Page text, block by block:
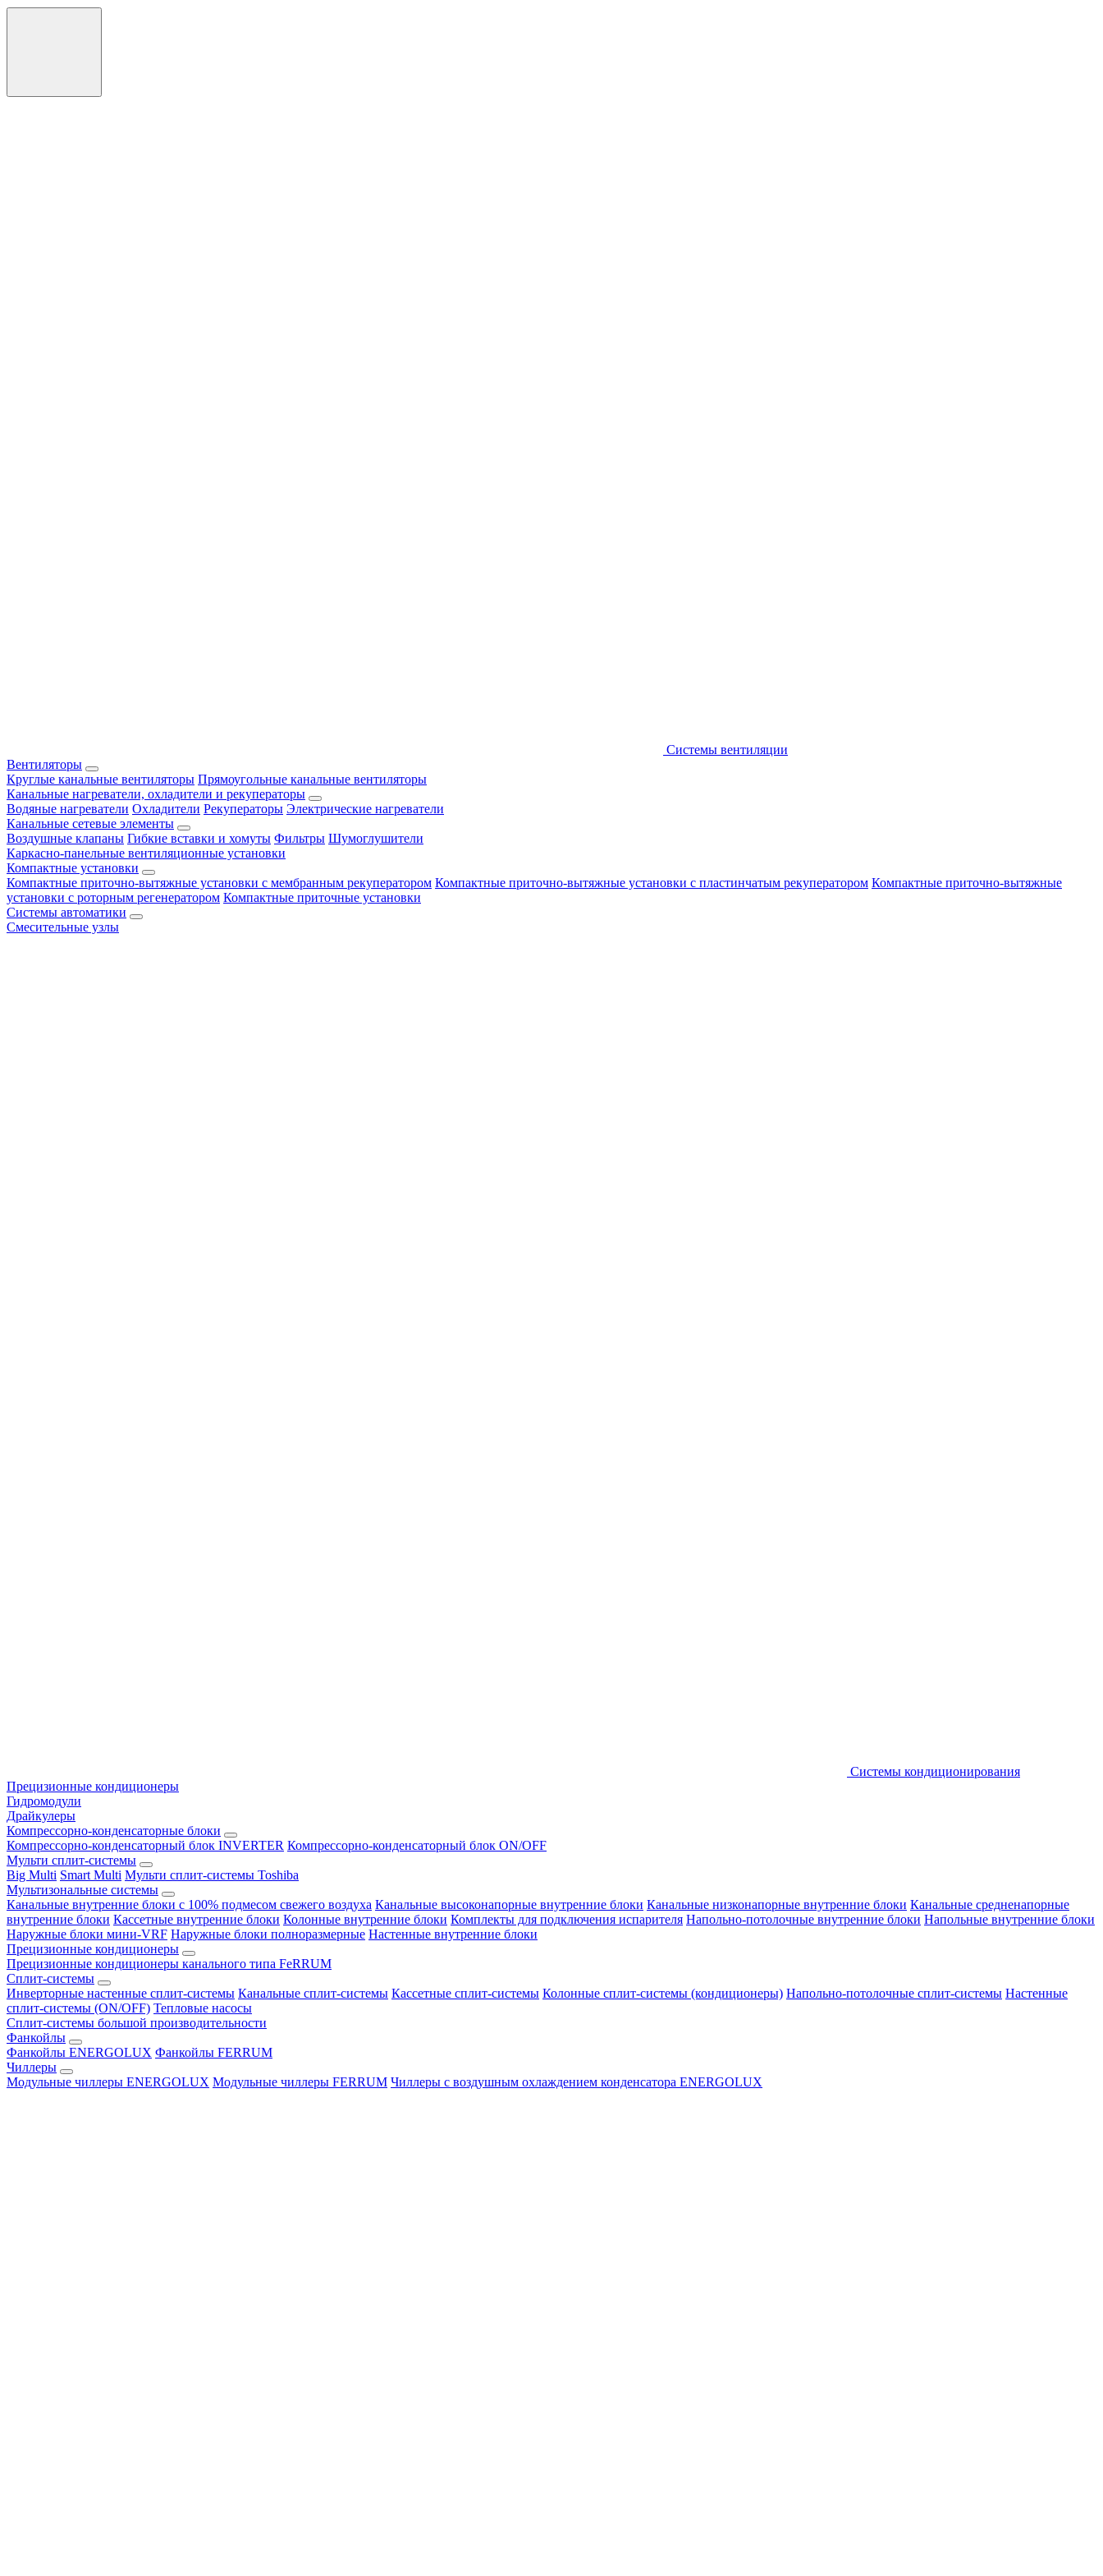
Системы вентиляции
Вентиляторы
Круглые канальные вентиляторы Прямоугольные канальные вентиляторы
Канальные нагреватели, охладители и рекуператоры
Водяные нагреватели Охладители Рекуператоры Электрические нагреватели
Канальные сетевые элементы
Воздушные клапаны Гибкие вставки и хомуты Фильтры Шумоглушители
Каркасно-панельные вентиляционные установки
Компактные установки
Компактные приточно-вытяжные установки с мембранным рекуператором Компактные приточно-вытяжные установки с пластинчатым рекуператором Компактные приточно-вытяжные
установки с роторным регенератором Компактные приточные установки
Системы автоматики
Смесительные узлы
Системы кондиционирования
Прецизионные кондиционеры
Гидромодули
Драйкулеры
Компрессорно-конденсаторные блоки
Компрессорно-конденсаторный блок INVERTER Компрессорно-конденсаторный блок ON/OFF
Мульти сплит-системы
Big Multi Smart Multi Мульти сплит-системы Toshiba
Мультизональные системы
Канальные внутренние блоки с 100% подмесом свежего воздуха Канальные высоконапорные внутренние блоки Канальные низконапорные внутренние блоки Канальные средненапорные
внутренние блоки Кассетные внутренние блоки Колонные внутренние блоки Комплекты для подключения испарителя Напольно-потолочные внутренние блоки Напольные внутренние блоки
Наружные блоки мини-VRF Наружные блоки полноразмерные Настенные внутренние блоки
Прецизионные кондиционеры
Прецизионные кондиционеры канального типа FeRRUM
Сплит-системы
Инверторные настенные сплит-системы Канальные сплит-системы Кассетные сплит-системы Колонные сплит-системы (кондиционеры) Напольно-потолочные сплит-системы Настенные
сплит-системы (ON/OFF) Тепловые насосы
Сплит-системы большой производительности
Фанкойлы
Фанкойлы ENERGOLUX Фанкойлы FERRUM
Чиллеры
Модульные чиллеры ENERGOLUX Модульные чиллеры FERRUM Чиллеры с воздушным охлаждением конденсатора ENERGOLUX